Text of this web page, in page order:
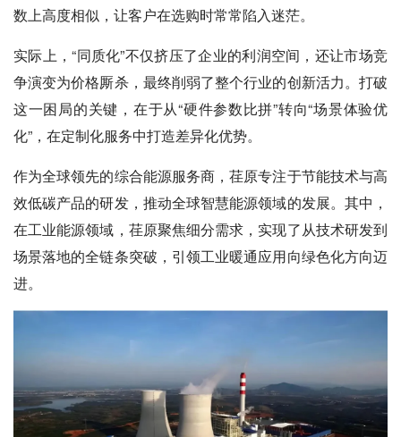
数上高度相似，让客户在选购时常常陷入迷茫。
实际上，“同质化”不仅挤压了企业的利润空间，还让市场竞
争演变为价格厮杀，最终削弱了整个行业的创新活力。打破
这一困局的关键，在于从“硬件参数比拼”转向“场景体验优
化”，在定制化服务中打造差异化优势。
作为全球领先的综合能源服务商，荏原专注于节能技术与高
效低碳产品的研发，推动全球智慧能源领域的发展。其中，
在工业能源领域，荏原聚焦细分需求，实现了从技术研发到
场景落地的全链条突破，引领工业暖通应用向绿色化方向迈
进。